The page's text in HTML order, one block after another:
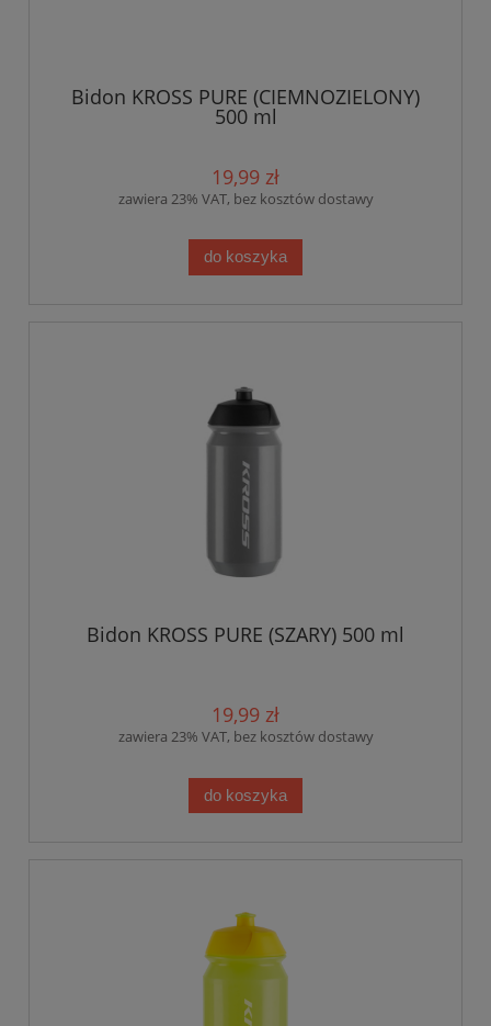
Bidon KROSS PURE (CIEMNOZIELONY)
500 ml
19,99 zł
zawiera 23% VAT, bez kosztów dostawy
do koszyka
Bidon KROSS PURE (SZARY) 500 ml
19,99 zł
zawiera 23% VAT, bez kosztów dostawy
do koszyka